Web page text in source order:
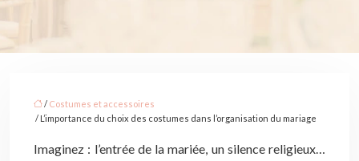
/ Costumes et accessoires
/ L’importance du choix des costumes dans l’organisation du mariage
Imaginez : l’entrée de la mariée, un silence religieux…